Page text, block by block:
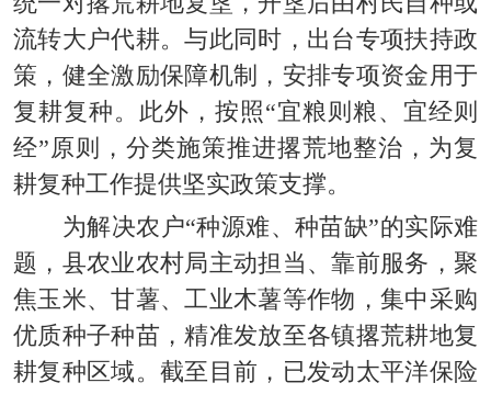
流转大户代耕。与此同时，出台专项扶持政
策，健全激励保障机制，安排专项资金用于
复耕复种。此外，按照“宜粮则粮、宜经则
经”原则，分类施策推进撂荒地整治，为复
耕复种工作提供坚实政策支撑。
为解决农户“种源难、种苗缺”的实际难
题，县农业农村局主动担当、靠前服务，聚
焦玉米、甘薯、工业木薯等作物，集中采购
优质种子种苗，精准发放至各镇撂荒耕地复
耕复种区域。截至目前，已发动太平洋保险